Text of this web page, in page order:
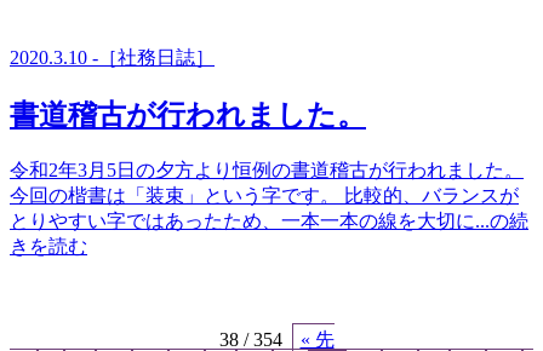
2020.3.10 -［社務日誌］
書道稽古が行われました。
令和2年3月5日の夕方より恒例の書道稽古が行われました。
今回の楷書は「装束」という字です。 比較的、バランスが
とりやすい字ではあったため、一本一本の線を大切に...の続
きを読む
38 / 354
« 先